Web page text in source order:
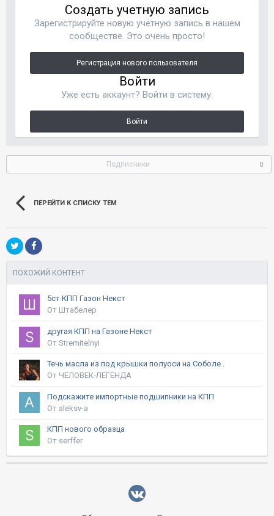
Создать учетную запись
Зарегистрируйте новую учётную запись в нашем
сообществе. Это очень просто!
Регистрация нового пользователя
Войти
Уже есть аккаунт? Войти в систему.
Войти
Подписчики 0
ПЕРЕЙТИ К СПИСКУ ТЕМ
ПОХОЖИЙ КОНТЕНТ
5ст КПП Газон Некст
От Штабелер
другая КПП на Газоне Некст
От Stremitelnyi
Течь масла из под крышки полуоси на Соболе .
От ЧЕЛОВЕК-ЛЕГЕНДА
Подскажите импортные подшипники на КПП
От aleksv-a
КПП нового образца
От serffer